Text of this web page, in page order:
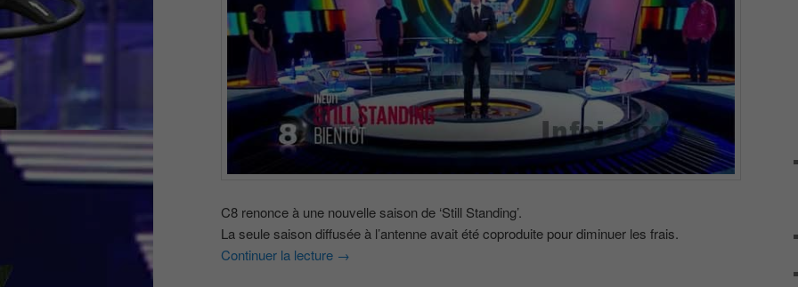
C8 renonce à une nouvelle saison de ‘Still Standing’.
La seule saison diffusée à l’antenne avait été coproduite pour diminuer les frais.
Continuer la lecture →